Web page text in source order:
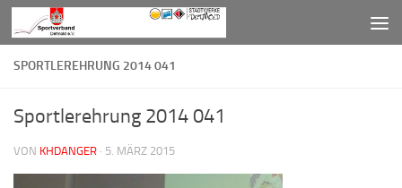
Zum Inhalt springen
SPORTLEREHRUNG 2014 041
Sportlerehrung 2014 041
VON KHDANGER · 5. MÄRZ 2015